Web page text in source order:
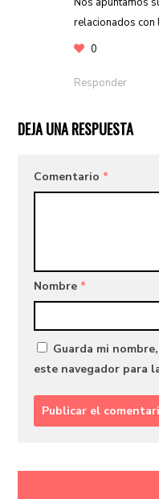
relacionados con
0
Responder
DEJA UNA RESPUESTA
Comentario *
Nombre *
Guarda mi
este navegador para